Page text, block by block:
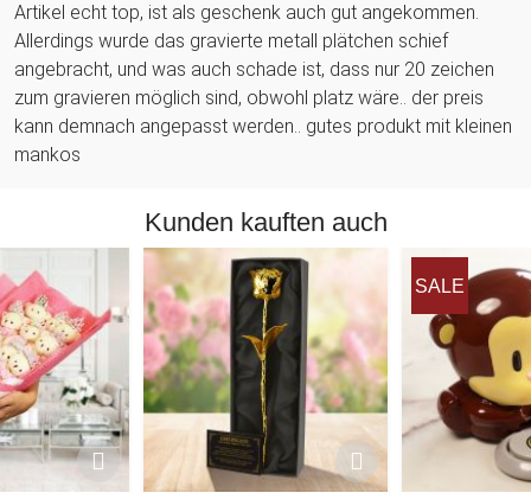
Artikel echt top, ist als geschenk auch gut angekommen.
Allerdings wurde das gravierte metall plätchen schief
angebracht, und was auch schade ist, dass nur 20 zeichen
zum gravieren möglich sind, obwohl platz wäre.. der preis
kann demnach angepasst werden.. gutes produkt mit kleinen
mankos
Kunden kauften auch
SALE